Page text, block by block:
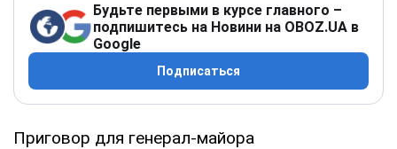
Будьте первыми в курсе главного –
подпишитесь на Новини на OBOZ.UA в
Google
Подписаться
Приговор для генерал-майора